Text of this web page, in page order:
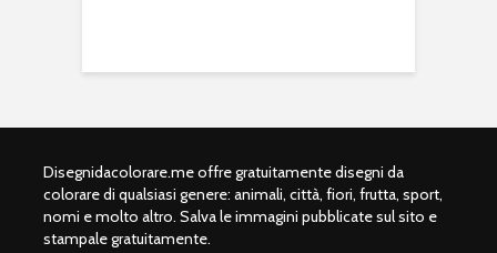
Disegnidacolorare.me offre gratuitamente disegni da
colorare di qualsiasi genere: animali, città, fiori, frutta, sport,
nomi e molto altro. Salva le immagini pubblicate sul sito e
stampale gratuitamente.